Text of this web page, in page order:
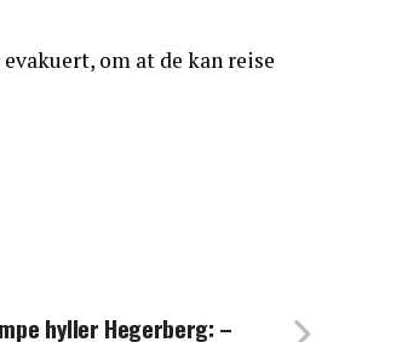
om at de kan reise
hyller Hegerberg: –